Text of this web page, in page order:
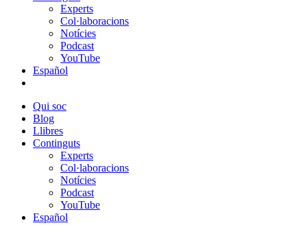
Experts
Col·laboracions
Notícies
Podcast
YouTube
Español
Qui soc
Blog
Llibres
Continguts
Experts
Col·laboracions
Notícies
Podcast
YouTube
Español